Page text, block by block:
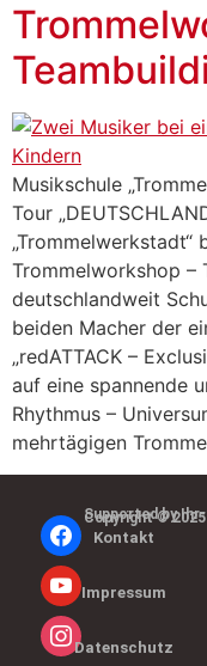
Musikschule
Tour
Trommelworkshop –
deutschlandweit
beiden Macher der
„redATTACK –
auf eine spannende
Rhythmus –
mehrtägigen
Kontakt
Impressum
Datenschutz
Copyright © 2025
Supported by